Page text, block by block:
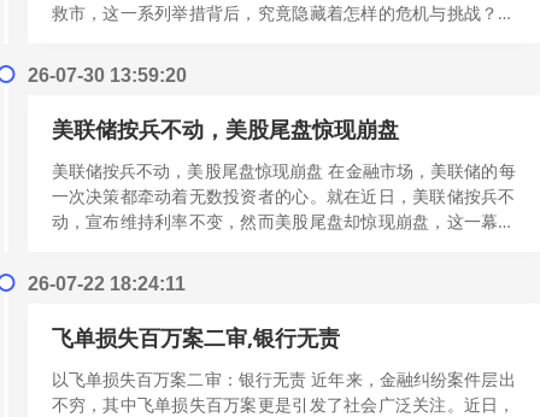
救市，这一系列举措背后，究竟隐藏着怎样的危机与挑战？本
26-07-30 13:59:20
美联储按兵不动，美股尾盘惊现崩盘
美联储按兵不动，美股尾盘惊现崩盘 在金融市场，美联储的每
一次决策都牵动着无数投资者的心。就在近日，美联储按兵不
动，宣布维持利率不变，然而美股尾盘却惊现崩盘，这一幕引
26-07-22 18:24:11
飞单损失百万案二审,银行无责
以飞单损失百万案二审：银行无责 近年来，金融纠纷案件层出
不穷，其中飞单损失百万案更是引发了社会广泛关注。近日，